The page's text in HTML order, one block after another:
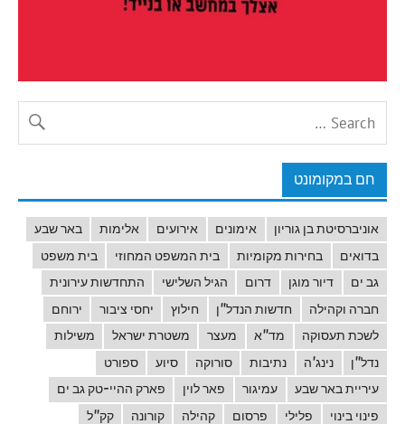
חם במקומונט
אוניברסיטת בן גוריון אימונים אירועים אלימות
באר שבע
בדואים
בחירות מקומיות בית המשפט המחוזי
בית משפט
גב ים
דיור מוגן דרום הגיל השלישי
התחדשות עירונית
חברה וקהילה
חדשות הנדל"ן חילוץ יחסי ציבור
ירוחם
לשכת תעסוקה
מד"א מעצר משטרת ישראל
משילות
נדל"ן
נינג'ה נתיבות סורוקה סיוע
ספורט
עיריית באר שבע
עמיגור פאר לוין
פארק ההיי-טק גב ים
פינוי בינוי
פלילי פרסום קהילה קורונה
קק"ל